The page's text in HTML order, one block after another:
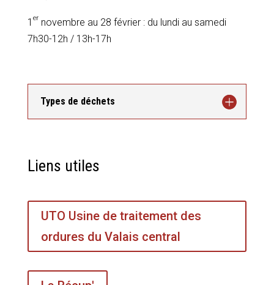
1 er novembre au 28 février : du lundi au samedi
7h30-12h / 13h-17h
Types de déchets
Liens utiles
UTO Usine de traitement des
ordures du Valais central